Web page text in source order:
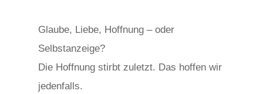
Glaube, Liebe, Hoffnung – oder
Selbstanzeige?
Die Hoffnung stirbt zuletzt. Das hoffen wir
jedenfalls.